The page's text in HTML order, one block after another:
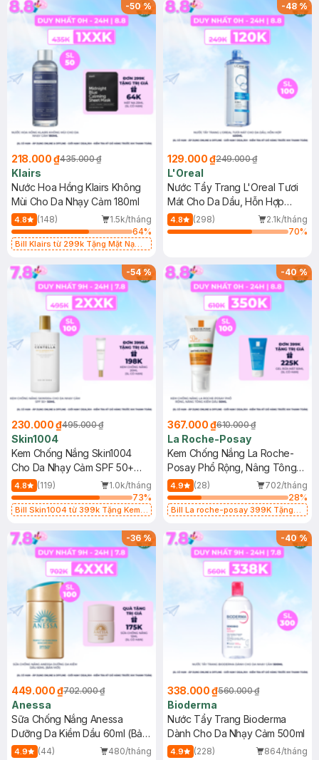
-50%
218.000 ₫435.000 ₫
Klairs
Nước Hoa Hồng Klairs Không
Mùi Cho Da Nhạy Cảm 180ml
4.8 (148)
1.5k/tháng
64%
Bill Klairs từ 299k Tặng Mặt Nạ
25ml (SL Có Hạn)
-48%
129.000 ₫249.000 ₫
L'Oreal
Nước Tẩy Trang L'Oreal Tươi
Mát Cho Da Dầu, Hỗn Hợp
400ml
4.8 (298)
2.1k/tháng
70%
-54%
230.000 ₫495.000 ₫
Skin1004
Kem Chống Nắng Skin1004
Cho Da Nhạy Cảm SPF 50+
50ml
4.8 (119)
1.0k/tháng
73%
Bill Skin1004 từ 399k Tặng Kem
SPF 50+ 20ml (SL Có Hạn)
-40%
367.000 ₫610.000 ₫
La Roche-Posay
Kem Chống Nắng La Roche-
Posay Phổ Rộng, Nâng Tông
Kiềm Dầu 50ml
4.9 (28)
702/tháng
28%
Bill La roche-posay 399K Tặng
(SL có hạn)
-36%
449.000 ₫702.000 ₫
Anessa
Sữa Chống Nắng Anessa
Dưỡng Da Kiềm Dầu 60ml (Bản
Mới)
4.9 (44)
480/tháng
-40%
338.000 ₫560.000 ₫
Bioderma
Nước Tẩy Trang Bioderma
Dành Cho Da Nhạy Cảm 500ml
4.9 (228)
864/tháng